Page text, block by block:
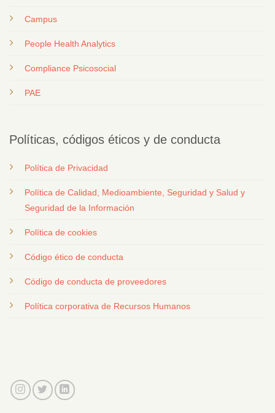
Campus
People Health Analytics
Compliance Psicosocial
PAE
Políticas, códigos éticos y de conducta
Política de Privacidad
Política de Calidad, Medioambiente, Seguridad y Salud y
Seguridad de la Información
Política de cookies
Código ético de conducta
Código de conducta de proveedores
Política corporativa de Recursos Humanos